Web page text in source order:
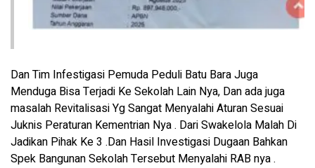
Dan Tim Infestigasi Pemuda Peduli Batu Bara Juga
Menduga Bisa Terjadi Ke Sekolah Lain Nya, Dan ada juga
masalah Revitalisasi Yg Sangat Menyalahi Aturan Sesuai
Juknis Peraturan Kementrian Nya . Dari Swakelola Malah Di
Jadikan Pihak Ke 3 .Dan Hasil Investigasi Dugaan Bahkan
Spek Bangunan Sekolah Tersebut Menyalahi RAB nya .